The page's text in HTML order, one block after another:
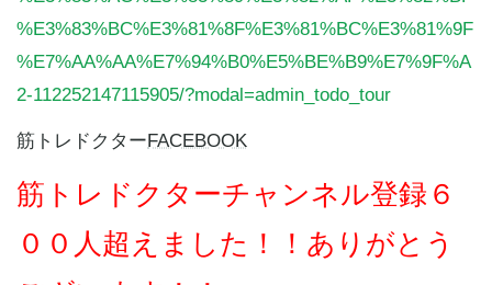
%E3%83%BC%E3%81%8F%E3%81%BC%E3%81%9F
%E7%AA%AA%E7%94%B0%E5%BE%B9%E7%9F%A
2-112252147115905/?modal=admin_todo_tour
筋トレドクターFACEBOOK
筋トレドクターチャンネル登録６
００ 人超えました！！ありがとう